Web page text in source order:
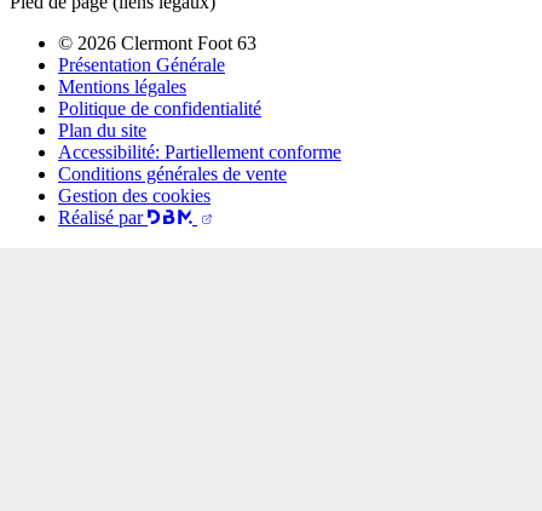
© 2026 Clermont Foot 63
Présentation Générale
Mentions légales
Politique de confidentialité
Plan du site
Accessibilité: Partiellement conforme
Conditions générales de vente
Gestion des cookies
Réalisé par